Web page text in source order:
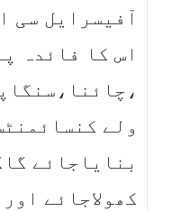
آفیسرایل سی
اس کا فائدہ
ولے
بنایاجائے
کھولاجائے